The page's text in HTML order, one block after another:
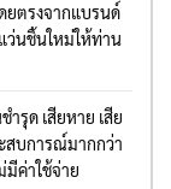
ยตรงจากแบรนด์
ว่นชิ้นใหม่ให้ท่าน
รุด เสียหาย เสีย
สบการณ์มากกว่า
ค่าใช้จ่าย